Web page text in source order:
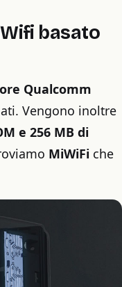
basato
Qualcomm
Vengono inoltre
e 256 MB di
MiWiFi che